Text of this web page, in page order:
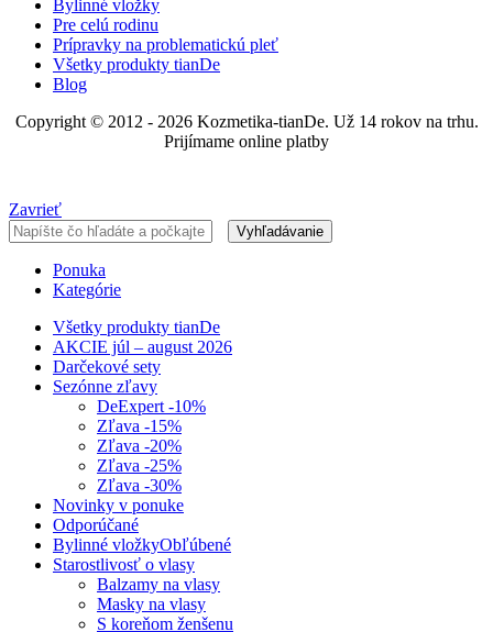
Bylinné vložky
Pre celú rodinu
Prípravky na problematickú pleť
Všetky produkty tianDe
Blog
Copyright © 2012 - 2026 Kozmetika-tianDe. Už 14 rokov na trhu.
Prijímame online platby
Zavrieť
Vyhľadávanie
Ponuka
Kategórie
Všetky produkty tianDe
AKCIE júl – august 2026
Darčekové sety
Sezónne zľavy
DeExpert -10%
Zľava -15%
Zľava -20%
Zľava -25%
Zľava -30%
Novinky v ponuke
Odporúčané
Bylinné vložkyObľúbené
Starostlivosť o vlasy
Balzamy na vlasy
Masky na vlasy
S koreňom ženšenu